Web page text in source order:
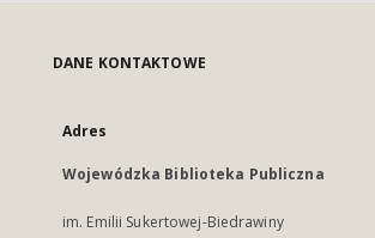
DANE KONTAKTOWE
Adres
Wojewódzka Biblioteka Publiczna
im. Emilii Sukertowej-Biedrawiny